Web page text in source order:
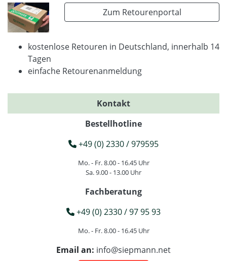
Zum Retourenportal
kostenlose Retouren in Deutschland, innerhalb 14
Tagen
einfache Retourenanmeldung
Kontakt
Bestellhotline
+49 (0) 2330 / 979595
Mo. - Fr. 8.00 - 16.45 Uhr
Sa. 9.00 - 13.00 Uhr
Fachberatung
+49 (0) 2330 / 97 95 93
Mo. - Fr. 8.00 - 16.45 Uhr
Email an: info@siepmann.net